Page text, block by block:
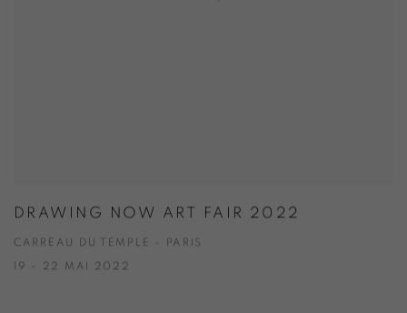
DRAWING NOW ART FAIR 2022
CARREAU DU TEMPLE - PARIS
19 - 22 MAI 2022